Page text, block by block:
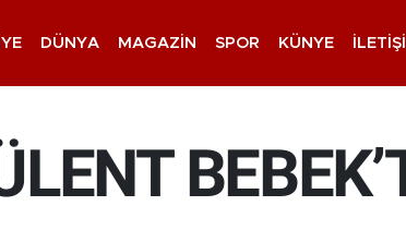
DÜNYA MAGAZIN SPOR KÜNYE